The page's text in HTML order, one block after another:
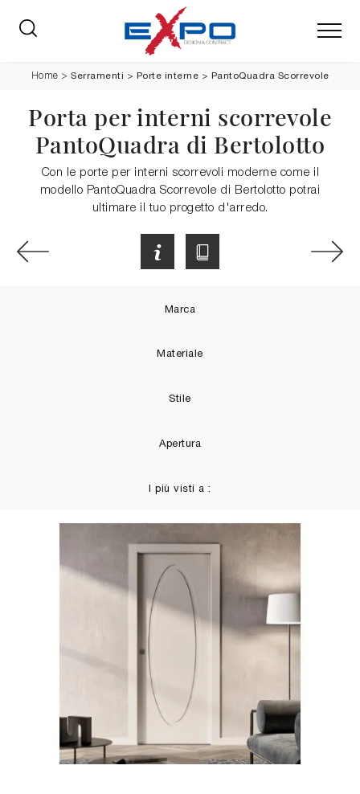
Home > Serramenti > Porte interne > PantoQuadra Scorrevole
Porta per interni scorrevole
PantoQuadra di Bertolotto
Con le porte per interni scorrevoli moderne come il
modello PantoQuadra Scorrevole di Bertolotto potrai
ultimare il tuo progetto d'arredo.
Marca
Materiale
Stile
Apertura
I più visti a :